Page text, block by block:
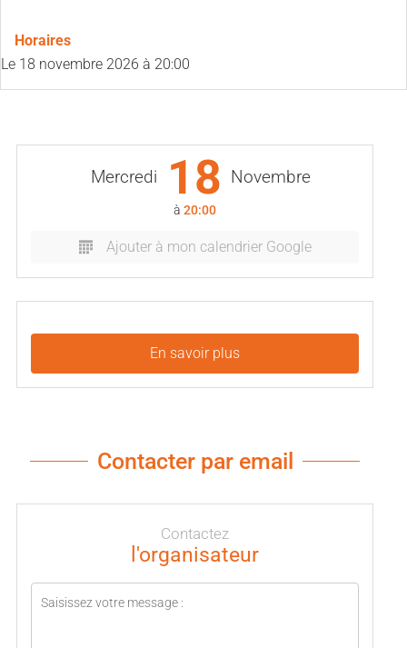
Horaires
Le 18 novembre 2026 à 20:00
Mercredi 18 Novembre
à 20:00
Ajouter à mon calendrier Google
En savoir plus
Contacter par email
Contactez
l'organisateur